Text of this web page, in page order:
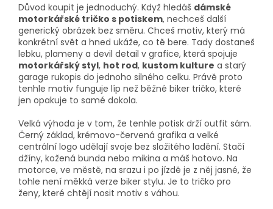
Důvod koupit je jednoduchý. Když hledáš dámské
motorkářské tričko s potiskem, nechceš další
generický obrázek bez směru. Chceš motiv, který má
konkrétní svět a hned ukáže, co tě bere. Tady dostaneš
lebku, plameny a devil detail v grafice, která spojuje
motorkářský styl, hot rod, kustom kulture a starý
garage rukopis do jednoho silného celku. Právě proto
tenhle motiv funguje líp než běžné biker tričko, které
jen opakuje to samé dokola.
Velká výhoda je v tom, že tenhle potisk drží outfit sám.
Černý základ, krémovo-červená grafika a velké
centrální logo udělají svoje bez složitého ladění. Stačí
džíny, kožená bunda nebo mikina a máš hotovo. Na
motorce, ve městě, na srazu i po jízdě je z něj jasné, že
tohle není měkká verze biker stylu. Je to tričko pro
ženy, které chtějí nosit motiv s váhou.